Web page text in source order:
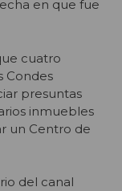
en que fue
cuatro
Condes
presuntas
inmuebles
un Centro de
del canal